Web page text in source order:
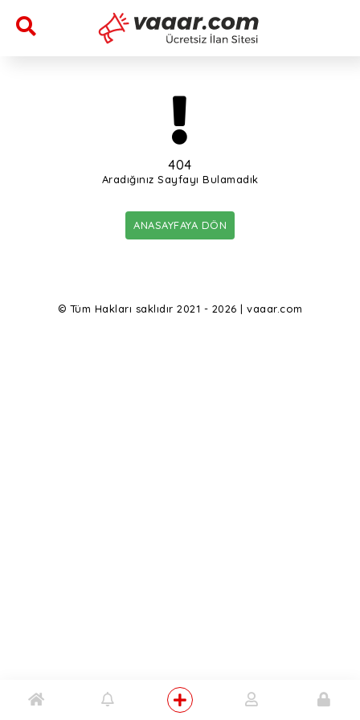
404
Aradığınız Sayfayı Bulamadık
ANASAYFAYA DÖN
© Tüm Hakları saklıdır 2021 - 2026 | vaaar.com